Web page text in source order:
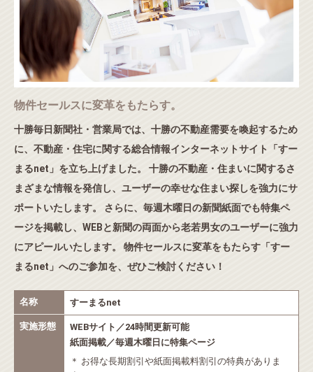
物件セールスに変革をもたらす。
十勝毎日新聞社・営業局では、十勝の不動産需要を喚起するため
に、不動産・住宅に関する総合情報インターネットサイト「すー
まるnet」を立ち上げました。 十勝の不動産・住まいに関するさ
まざまな情報を発信し、ユーザーの幸せな住まい探しを強力にサ
ポートいたします。 さらに、毎週木曜日の新聞紙面でも特集ペ
ージを掲載し、WEBと新聞の両面から老若男女のユーザーに強力
にアピールいたします。 物件セールスに変革をもたらす「すー
まるnet」へのご参加を、ぜひご検討ください！
名称 すーまるnet
実施形態
WEBサイト／24時間更新可能
紙面掲載／毎週木曜日に特集ページ
＊ お得な長期割引や紙面掲載料割引の特典がありま